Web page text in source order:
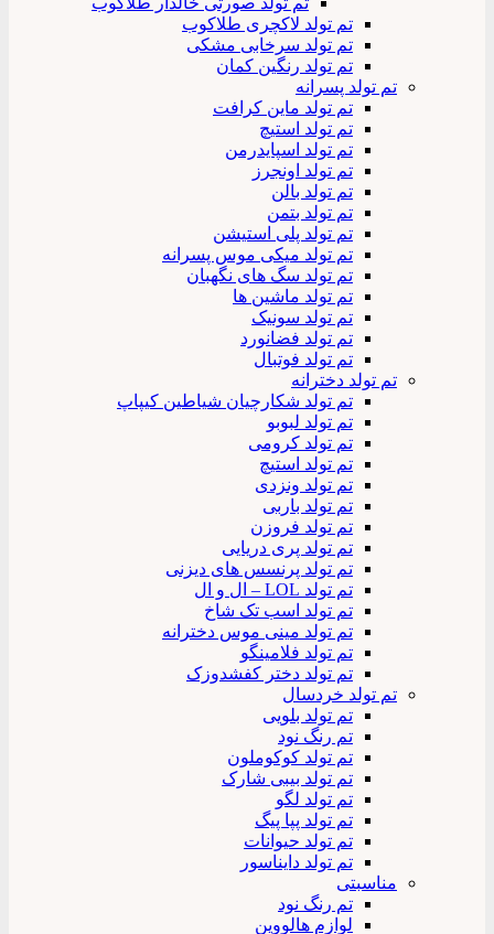
تم تولد لاکچری طلاکوب
تم تولد سرخابی مشکی
تم تولد رنگین کمان
تم تولد پسرانه
تم تولد ماین کرافت
تم تولد استیچ
تم تولد اسپایدرمن
تم تولد اونجرز
تم تولد بالن
تم تولد بتمن
تم تولد پلی استیشن
تم تولد میکی موس پسرانه
تم تولد سگ های نگهبان
تم تولد ماشین ها
تم تولد سونیک
تم تولد فضانورد
تم تولد فوتبال
تم تولد دخترانه
تم تولد شکارچیان شیاطین کیپاپ
تم تولد لبوبو
تم تولد کرومی
تم تولد استیچ
تم تولد ونزدی
تم تولد باربی
تم تولد فروزن
تم تولد پری دریایی
تم تولد پرنسس های دیزنی
تم تولد LOL – ال و ال
تم تولد اسب تک شاخ
تم تولد مینی موس دخترانه
تم تولد فلامینگو
تم تولد دختر کفشدوزک
تم تولد خردسال
تم تولد بلویی
تم رنگ نود
تم تولد کوکوملون
تم تولد بیبی شارک
تم تولد لگو
تم تولد پپا پیگ
تم تولد حیوانات
تم تولد دایناسور
مناسبتی
تم رنگ نود
لوازم هالووین